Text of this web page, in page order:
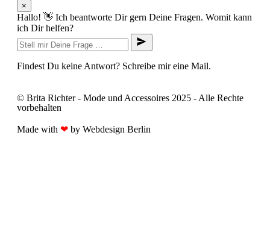
×
Hallo! 👋 Ich beantworte Dir gern Deine Fragen. Womit kann
ich Dir helfen?
Findest Du keine Antwort? Schreibe mir eine Mail.
© Brita Richter - Mode und Accessoires 2025 - Alle Rechte
vorbehalten
Made with ❤ by Webdesign Berlin